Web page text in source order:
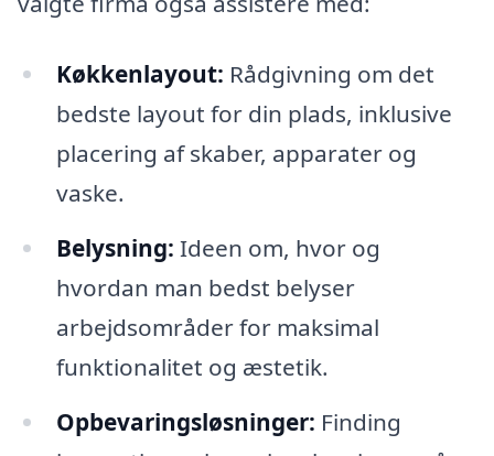
Køkkenlayout: Rådgivning om det
bedste layout for din plads, inklusive
placering af skaber, apparater og
vaske.
Belysning: Ideen om, hvor og
hvordan man bedst belyser
arbejdsområder for maksimal
funktionalitet og æstetik.
Opbevaringsløsninger: Finding